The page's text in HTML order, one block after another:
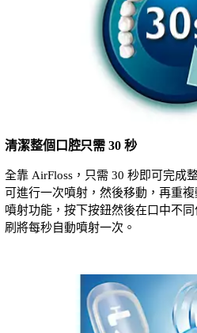
清潔整個口腔只需 30 秒
全靠 AirFloss，只需 30 秒即可完成
可進行一次噴射，然後移動，再重
噴射功能，按下按鈕然後在口中不
刷將每秒自動噴射一次。